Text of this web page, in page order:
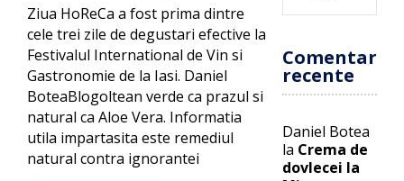
Ziua HoReCa a fost prima dintre
cele trei zile de degustari efective la
Festivalul International de Vin si
Gastronomie de la Iasi. Daniel
BoteaBlogoltean verde ca prazul si
natural ca Aloe Vera. Informatia
utila impartasita este remediul
natural contra ignorantei
Comentarii
recente
Daniel Botea
la Crema de
dovlecei la